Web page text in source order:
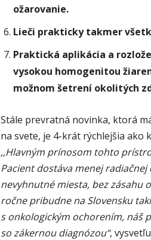
ožarovanie.
Lieči prakticky takmer
Praktická aplikácia a
vysokou homogenitou
možnom šetrení okolitých
Stále prevratná novinka, ktorá
na svete, je 4-krát rýchlejšia ako
,,Hlavným prínosom tohto
Pacient dostáva menej
nevyhnutné miesta, bez zásahu
ročne pribudne na Slovensku
s onkologickým ochorením, náš
so zákernou diagnózou“,